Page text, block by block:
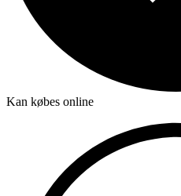
Kan købes online